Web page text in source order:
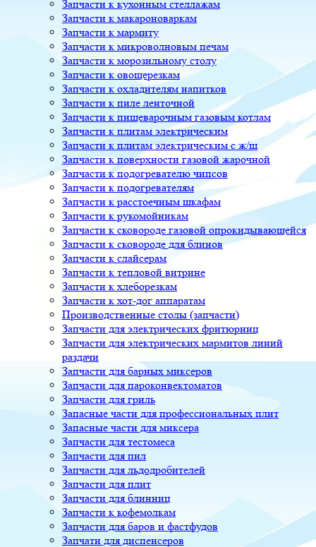
Запчасти к кухонным стеллажам
Запчасти к макароноваркам
Запчасти к мармиту
Запчасти к микроволновым печам
Запчасти к морозильному столу
Запчасти к овощерезкам
Запчасти к охладителям напитков
Запчасти к пиле ленточной
Запчасти к пищеварочным газовым котлам
Запчасти к плитам электрическим
Запчасти к плитам электрическим с ж/ш
Запчасти к поверхности газовой жарочной
Запчасти к подогревателю чипсов
Запчасти к подогревателям
Запчасти к расстоечным шкафам
Запчасти к рукомойникам
Запчасти к сковороде газовой опрокидывающейся
Запчасти к сковороде для блинов
Запчасти к слайсерам
Запчасти к тепловой витрине
Запчасти к хлеборезкам
Запчасти к хот-дог аппаратам
Производственные столы (запчасти)
Запчасти для электрических фритюрниц
Запчасти для электрических мармитов линий
раздачи
Запчасти для барных миксеров
Запчасти для пароконвектоматов
Запчасти для гриль
Запасные части для профессиональных плит
Запасные части для миксера
Запчасти для тестомеса
Запчасти для пил
Запчасти для льдодробителей
Запчасти для плит
Запчасти для блинниц
Запчасти к кофемолкам
Запчасти для баров и фастфудов
Запчати для диспенсеров